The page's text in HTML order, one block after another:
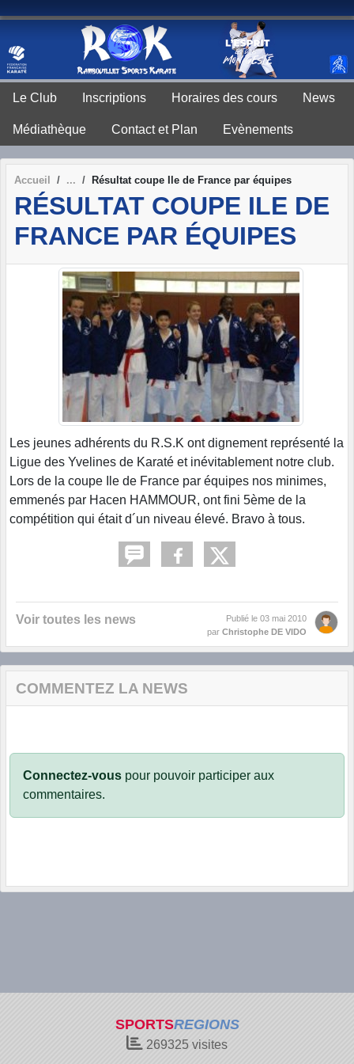
Le Club Inscriptions Horaires des cours News
Médiathèque Contact et Plan Evènements
Accueil Résultat coupe Ile de France par équipes
RÉSULTAT COUPE ILE DE
FRANCE PAR ÉQUIPES
Les jeunes adhérents du R.S.K ont dignement représenté la
Ligue des Yvelines de Karaté et inévitablement notre club.
Lors de la coupe Ile de France par équipes nos minimes,
emmenés par Hacen HAMMOUR, ont fini 5ème de la
compétition qui était d´un niveau élevé. Bravo à tous.
Voir toutes les news Publié le 03 mai 2010
par Christophe DE VIDO
COMMENTEZ LA NEWS
Connectez-vous pour pouvoir participer aux
commentaires.
SPORTSREGIONS
269325 visites